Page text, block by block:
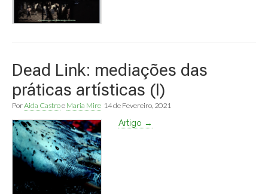
Dead Link: mediações das
práticas artísticas (I)
PorAida Castroe Maria Mire 14 de Fevereiro, 2021
Artigo →